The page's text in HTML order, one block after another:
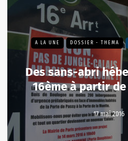
A LA UNE DOSSIER - THEMA
Des sans-abri
16ème à partir
17 mai 2016